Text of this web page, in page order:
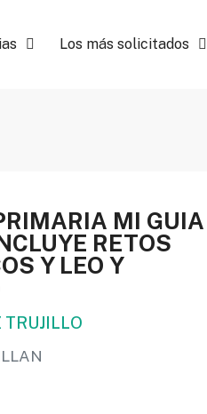
Los más solicitados
MI GUIA
RETOS
Y LEO Y